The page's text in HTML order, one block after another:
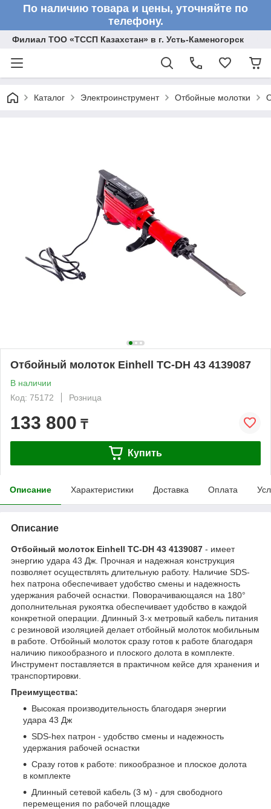
По наличию товара и цены, уточняйте по
телефону.
Филиал ТОО «ТССП Казахстан» в г. Усть-Каменогорск
Каталог Электроинструмент Отбойные молотки
Отбойный молоток Einhell TC-DH 43 4139087
В наличии
Код: 75172
Розница
133 800 ₸
Купить
Описание Характеристики Доставка Оплата
Описание
Отбойный молоток Einhell TC-DH 43 4139087 - имеет
энергию удара 43 Дж. Прочная и надежная конструкция
позволяет осуществлять длительную работу. Наличие SDS-
hex патрона обеспечивает удобство смены и надежность
удержания рабочей оснастки. Поворачивающаяся на 180°
дополнительная рукоятка обеспечивает удобство в каждой
конкретной операции. Длинный 3-х метровый кабель питания
с резиновой изоляцией делает отбойный молоток мобильным
в работе. Отбойный молоток сразу готов к работе благодаря
наличию пикообразного и плоского долота в комплекте.
Инструмент поставляется в практичном кейсе для хранения и
транспортировки.
Преимущества:
Высокая производительность благодаря энергии
удара 43 Дж
SDS-hex патрон - удобство смены и надежность
удержания рабочей оснастки
Сразу готов к работе: пикообразное и плоское долота
в комплекте
Длинный сетевой кабель (3 м) - для свободного
перемещения по рабочей площадке